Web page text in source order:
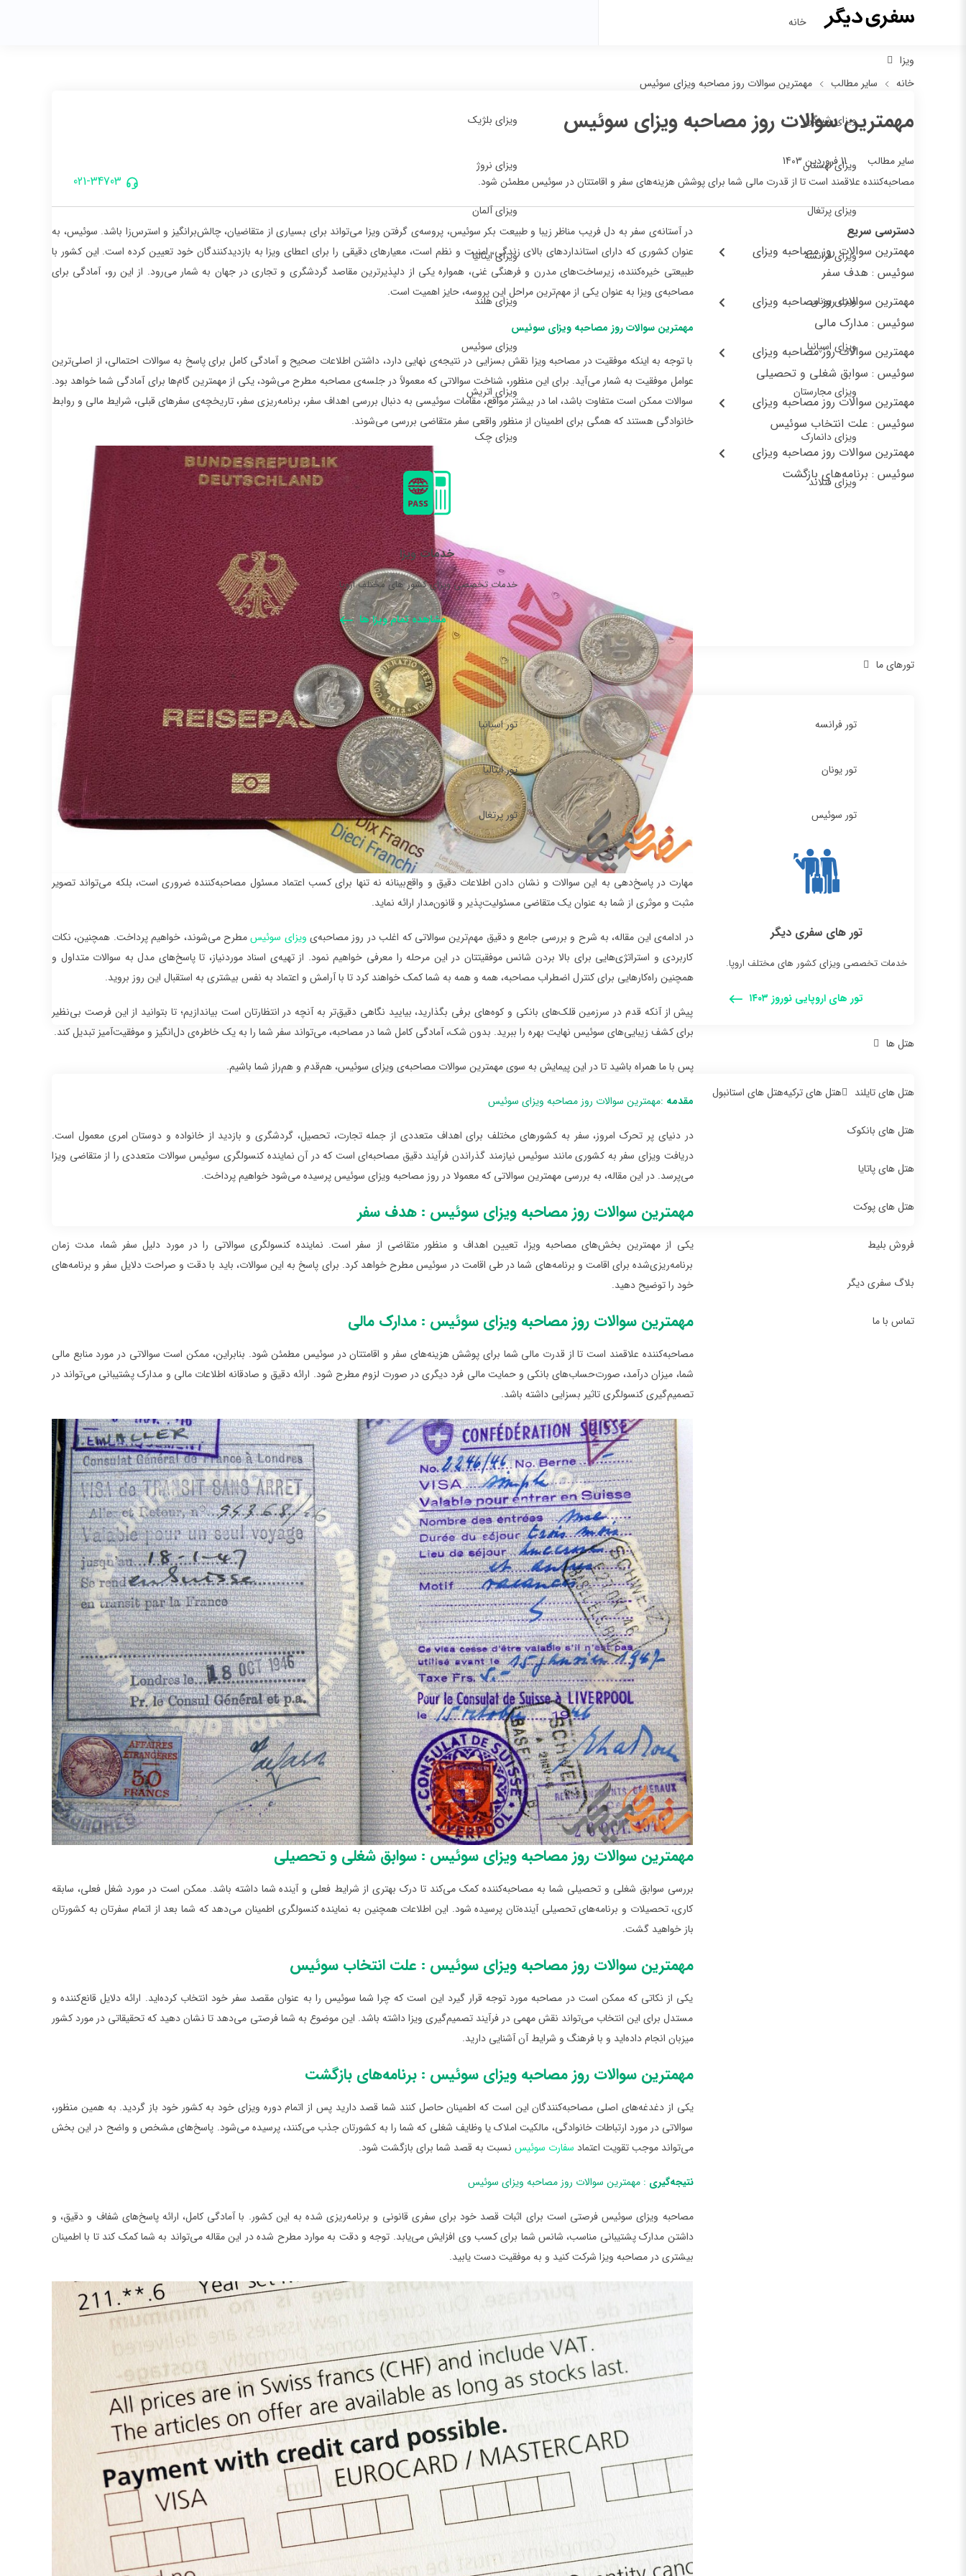
خانه
ویزا
ویزای شینگن ویزای بلژیک
ویزای لهستان ویزای نروژ
ویزای پرتغال ویزای آلمان
ویزای فرانسه ویزای ایتالیا
ویزای یونان ویزای هلند
ویزای اسپانیا ویزای سوئیس
ویزای مجارستان ویزای اتریش
ویزای دانمارک ویزای چک
ویزای فنلاند
خدمات ویزا
خدمات تخصصی ویزای کشور های مختلف اروپا.
مشاهده تمام ویزا ها
تورهای ما
تور فرانسه تور اسپانیا
تور یونان تور ایتالیا
تور سوئیس تور پرتغال
تور های سفری دیگر
خدمات تخصصی ویزای کشور های مختلف اروپا.
تور های اروپایی نوروز ۱۴۰۳
هتل ها
هتل های تایلند
هتل های بانکوک
هتل های پاتایا
هتل های پوکت
هتل های ترکیههتل های استانبول
فروش بلیط
بلاگ سفری دیگر
تماس با ما
خانه سایر مطالب مهمترین سوالات روز مصاحبه ویزای سوئیس
مهمترین سوالات روز مصاحبه ویزای سوئیس
سایر مطالب 11 فروردین 1403
021-34703 مصاحبه‌کننده علاقمند است تا از قدرت مالی شما برای پوشش هزینه‌های سفر و اقامتتان در سوئیس مطمئن شود.
دسترسی سریع
مهمترین سوالات روز مصاحبه ویزای
سوئیس : هدف سفر
مهمترین سوالات روز مصاحبه ویزای
سوئیس : مدارک مالی
مهمترین سوالات روز مصاحبه ویزای
سوئیس : سوابق شغلی و تحصیلی
مهمترین سوالات روز مصاحبه ویزای
سوئیس : علت انتخاب سوئیس
مهمترین سوالات روز مصاحبه ویزای
سوئیس : برنامه‌های بازگشت
در آستانه‌ی سفر به دل فریب مناظر زیبا و طبیعت بکر سوئیس، پروسه‌ی گرفتن ویزا می‌تواند برای بسیاری از متقاضیان، چالش‌برانگیز و استرس‌زا باشد. سوئیس، به
عنوان کشوری که دارای استانداردهای بالای زندگی، امنیت و نظم است، معیارهای دقیقی را برای اعطای ویزا به بازدیدکنندگان خود تعیین کرده است. این کشور با
طبیعتی خیره‌کننده، زیرساخت‌های مدرن و فرهنگی غنی، همواره یکی از دلپذیرترین مقاصد گردشگری و تجاری در جهان به شمار می‌رود. از این رو، آمادگی برای
مصاحبه‌ی ویزا به عنوان یکی از مهم‌ترین مراحل این پروسه، حایز اهمیت است.
مهمترین سوالات روز مصاحبه ویزای سوئیس
با توجه به اینکه موفقیت در مصاحبه‌ ویزا نقش بسزایی در نتیجه‌ی نهایی دارد، داشتن اطلاعات صحیح و آمادگی کامل برای پاسخ به سوالات احتمالی، از اصلی‌ترین
عوامل موفقیت به شمار می‌آید. برای این منظور، شناخت سوالاتی که معمولاً در جلسه‌ی مصاحبه مطرح می‌شود، یکی از مهمترین گام‌ها برای آمادگی شما خواهد بود.
سوالات ممکن است متفاوت باشد، اما در بیشتر مواقع، مقامات سوئیسی به دنبال بررسی اهداف سفر، برنامه‌ریزی سفر، تاریخچه‌ی سفرهای قبلی، شرایط مالی و روابط
خانوادگی هستند که همگی برای اطمینان از منظور واقعی سفر متقاضی بررسی می‌شوند.
مهارت در پاسخ‌دهی به این سوالات و نشان دادن اطلاعات دقیق و واقع‌بینانه نه تنها برای کسب اعتماد مسئول مصاحبه‌کننده ضروری است، بلکه می‌تواند تصویر
مثبت و موثری از شما به عنوان یک متقاضی مسئولیت‌پذیر و قانون‌مدار ارائه نماید.
در ادامه‌ی این مقاله، به شرح و بررسی جامع و دقیق مهم‌ترین سوالاتی که اغلب در روز مصاحبه‌ی ویزای سوئیسمطرح می‌شوند، خواهیم پرداخت. همچنین، نکات
کاربردی و استراتژی‌هایی برای بالا بردن شانس موفقیتتان در این مرحله را معرفی خواهیم نمود. از تهیه‌ی اسناد موردنیاز، تا پاسخ‌های مدل به سوالات متداول و
همچنین راه‌کارهایی برای کنترل اضطراب مصاحبه، همه و همه به شما کمک خواهند کرد تا با آرامش و اعتماد به نفس بیشتری به استقبال این روز بروید.
پیش از آنکه قدم در سرزمین قلک‌های بانکی و کوه‌های برفی بگذارید، بیایید نگاهی دقیق‌تر به آنچه در انتظارتان است بیاندازیم؛ تا بتوانید از این فرصت بی‌نظیر
برای کشف زیبایی‌های سوئیس نهایت بهره را ببرید. بدون شک، آمادگی کامل شما در مصاحبه، می‌تواند سفر شما را به یک خاطره‌ی دل‌انگیز و موفقیت‌آمیز تبدیل کند.
پس با ما همراه باشید تا در این پیمایش به سوی مهمترین سوالات مصاحبه‌ی ویزای سوئیس، هم‌قدم و هم‌راز شما باشیم.
مقدمه :مهمترین سوالات روز مصاحبه ویزای سوئیس
در دنیای پر تحرک امروز، سفر به کشورهای مختلف برای اهداف متعددی از جمله تجارت، تحصیل، گردشگری و بازدید از خانواده و دوستان امری معمول است.
دریافت ویزای سفر به کشوری مانند سوئیس نیازمند گذراندن فرآیند دقیق مصاحبه‌ای است که در آن نماینده کنسولگری سوئیس سوالات متعددی را از متقاضی ویزا
می‌پرسد. در این مقاله، به بررسی مهمترین سوالاتی که معمولا در روز مصاحبه ویزای سوئیس پرسیده می‌شود خواهیم پرداخت.
مهمترین سوالات روز مصاحبه ویزای سوئیس : هدف سفر
یکی از مهمترین بخش‌های مصاحبه ویزا، تعیین اهداف و منظور متقاضی از سفر است. نماینده کنسولگری سوالاتی را در مورد دلیل سفر شما، مدت زمان
برنامه‌ریزی‌شده برای اقامت و برنامه‌های شما در طی اقامت در سوئیس مطرح خواهد کرد. برای پاسخ به این سوالات، باید با دقت و صراحت دلایل سفر و برنامه‌های
خود را توضیح دهید.
مهمترین سوالات روز مصاحبه ویزای سوئیس : مدارک مالی
مصاحبه‌کننده علاقمند است تا از قدرت مالی شما برای پوشش هزینه‌های سفر و اقامتتان در سوئیس مطمئن شود. بنابراین، ممکن است سوالاتی در مورد منابع مالی
شما، میزان درآمد، صورت‌حساب‌های بانکی و حمایت مالی فرد دیگری در صورت لزوم مطرح شود. ارائه دقیق و صادقانه اطلاعات مالی و مدارک پشتیبانی می‌تواند در
تصمیم‌گیری کنسولگری تاثیر بسزایی داشته باشد.
مهمترین سوالات روز مصاحبه ویزای سوئیس : سوابق شغلی و تحصیلی
بررسی سوابق شغلی و تحصیلی شما به مصاحبه‌کننده کمک می‌کند تا درک بهتری از شرایط فعلی و آینده شما داشته باشد. ممکن است در مورد شغل فعلی، سابقه
کاری، تحصیلات و برنامه‌های تحصیلی آینده‌تان پرسیده شود. این اطلاعات همچنین به نماینده کنسولگری اطمینان می‌دهد که شما بعد از اتمام سفرتان به کشورتان
باز خواهید گشت.
مهمترین سوالات روز مصاحبه ویزای سوئیس : علت انتخاب سوئیس
یکی از نکاتی که ممکن است در مصاحبه مورد توجه قرار گیرد این است که چرا شما سوئیس را به عنوان مقصد سفر خود انتخاب کرده‌اید. ارائه دلایل قانع‌کننده و
مستدل برای این انتخاب می‌تواند نقش مهمی در فرآیند تصمیم‌گیری ویزا داشته باشد. این موضوع به شما فرصتی می‌دهد تا نشان دهید که تحقیقاتی در مورد کشور
میزبان انجام داده‌اید و با فرهنگ و شرایط آن آشنایی دارید.
مهمترین سوالات روز مصاحبه ویزای سوئیس : برنامه‌های بازگشت
یکی از دغدغه‌های اصلی مصاحبه‌کنندگان این است که اطمینان حاصل کنند شما قصد دارید پس از اتمام دوره ویزای خود به کشور خود باز گردید. به همین منظور،
سوالاتی در مورد ارتباطات خانوادگی، مالکیت املاک یا وظایف شغلی که شما را به کشورتان جذب می‌کنند، پرسیده می‌شود. پاسخ‌های مشخص و واضح در این بخش
می‌تواند موجب تقویت اعتماد سفارت سوئیس نسبت به قصد شما برای بازگشت شود.
نتیجه‌گیری : مهمترین سوالات روز مصاحبه ویزای سوئیس
مصاحبه ویزای سوئیس فرصتی است برای اثبات قصد خود برای سفری قانونی و برنامه‌ریزی شده به این کشور. با آمادگی کامل، ارائه پاسخ‌های شفاف و دقیق، و
داشتن مدارک پشتیبانی مناسب، شانس شما برای کسب وی افزایش می‌یابد. توجه و دقت به موارد مطرح شده در این مقاله می‌تواند به شما کمک کند تا با اطمینان
بیشتری در مصاحبه ویزا شرکت کنید و به موفقیت دست یابید.